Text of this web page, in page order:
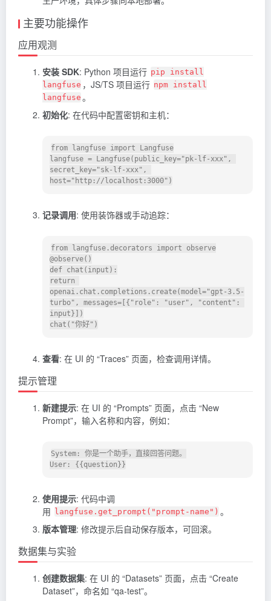
主要功能操作
应用观测
安装 SDK: Python 项目运行 pip install
langfuse ，JS/TS 项目运行 npm install
langfuse 。
初始化: 在代码中配置密钥和主机：
from langfuse import Langfuse
langfuse = Langfuse(public_key="pk-lf-xxx",
secret_key="sk-lf-xxx",
host="http://localhost:3000")
记录调用: 使用装饰器或手动追踪：
from langfuse.decorators import observe
@observe()
def chat(input):
return
openai.chat.completions.create(model="gpt-3.5-
turbo", messages=[{"role": "user", "content":
input}])
查看: 在 UI 的 “Traces” 页面，检查调用详情。
提示管理
新建提示: 在 UI 的 “Prompts” 页面，点击 “New
Prompt”，输入名称和内容，例如：
System: 你是一个助手，直接回答问题。
使用提示: 代码中调
用
langfuse.get_prompt("prompt-name") 。
版本管理: 修改提示后自动保存版本，可回滚。
数据集与实验
创建数据集: 在 UI 的 “Datasets” 页面，点击 “Create
Dataset”，命名如 “qa-test”。